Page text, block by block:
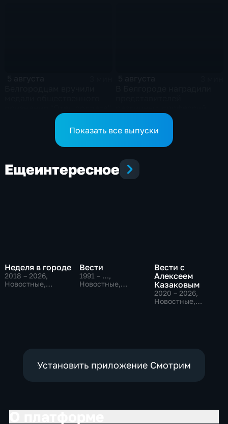
Показать все выпуски
Ещеинтересное
Неделя в городе
2018 – 2026,
Новостные,
Вести
1991 – …,
Новостные,
Вести с
Алексеем
Казаковым
2020 – 2026,
Новостные,
Установить приложение Смотрим